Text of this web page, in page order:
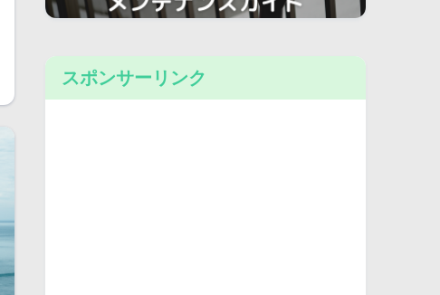
スポンサーリンク